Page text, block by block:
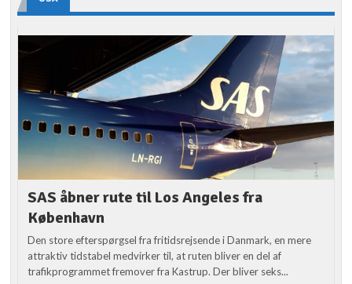
SAS åbner rute til Los Angeles fra
København
Den store efterspørgsel fra fritidsrejsende i Danmark, en mere
attraktiv tidstabel medvirker til, at ruten bliver en del af
trafikprogrammet fremover fra Kastrup. Der bliver seks...